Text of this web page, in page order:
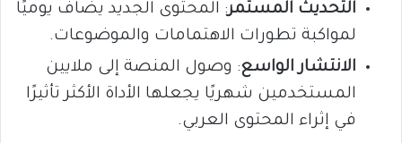
التحديث المستمر: المحتوى الجديد يضاف يوميًا
لمواكبة تطورات الاهتمامات والموضوعات.
الانتشار الواسع: وصول المنصة إلى ملايين
المستخدمين شهريًا يجعلها الأداة الأكثر تأثيرًا
في إثراء المحتوى العربي.